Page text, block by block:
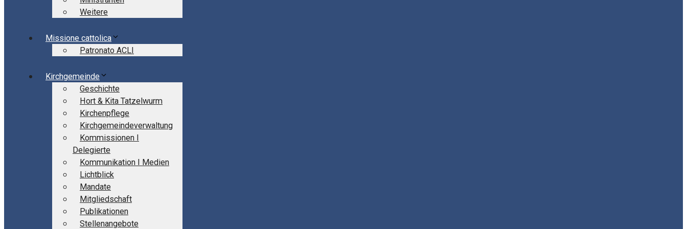
Weitere
Missione cattolica
Patronato ACLI
Kirchgemeinde
Geschichte
Hort & Kita Tatzelwurm
Kirchenpflege
Kirchgemeindeverwaltung
Kommissionen I
Delegierte
Kommunikation I Medien
Lichtblick
Mandate
Mitgliedschaft
Publikationen
Stellenangebote